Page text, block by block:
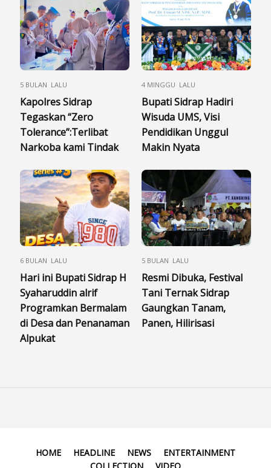
5 BULAN LALU
Kapolres Sidrap
Tegaskan “Zero
Tolerance”:Terlibat
Narkoba kami Tindak
4 MINGGU LALU
Bupati Sidrap Hadiri
Wisuda UMS, Visi
Pendidikan Unggul
Makin Nyata
6 BULAN LALU
Hari ini Bupati Sidrap H
Syaharuddin alrif
Programkan Bermalam
di Desa dan Penanaman
Alpukat
5 BULAN LALU
Resmi Dibuka, Festival
Tani Ternak Sidrap
Gaungkan Tanam,
Panen, Hilirisasi
HOME HEADLINE NEWS
ENTERTAINMENT
COLLECTION
VIDEO